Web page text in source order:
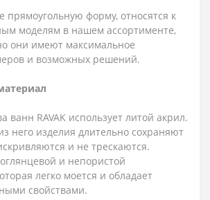
форму, относятся к
моделям в нашем ассортименте,
они имеют максимальное
и возможных решений.
ванн RAVAK использует литой акрил.
него изделия длительно сохраняют
и не трескаются.
и непористой
легко моется и обладает
свойствами.